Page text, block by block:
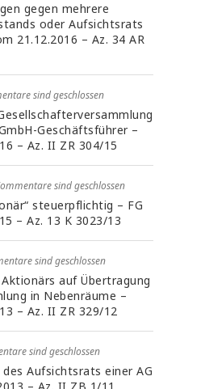
gegen mehrere
oder Aufsichtsrats
21.12.2016 – Az. 34 AR
sind geschlossen
Geschäftsführer –
– Az. II ZR 304/15
sind geschlossen
steuerpflichtig – FG
– Az. 13 K 3023/13
sind geschlossen
auf Übertragung
in Nebenräume –
– Az. II ZR 329/12
sind geschlossen
Aufsichtsrats einer AG